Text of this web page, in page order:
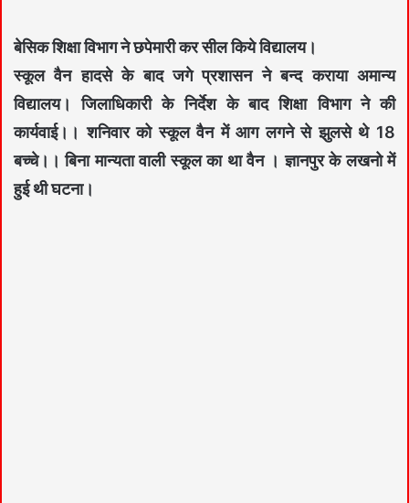
बेसिक शिक्षा विभाग ने छपेमारी कर सील किये विद्यालय।
स्कूल वैन हादसे के बाद जगे प्रशासन ने बन्द कराया अमान्य
विद्यालय। जिलाधिकारी के निर्देश के बाद शिक्षा विभाग ने की
कार्यवाई।। शनिवार को स्कूल वैन में आग लगने से झुलसे थे 18
बच्चे।। बिना मान्यता वाली स्कूल का था वैन । ज्ञानपुर के लखनो में
हुई थी घटना।